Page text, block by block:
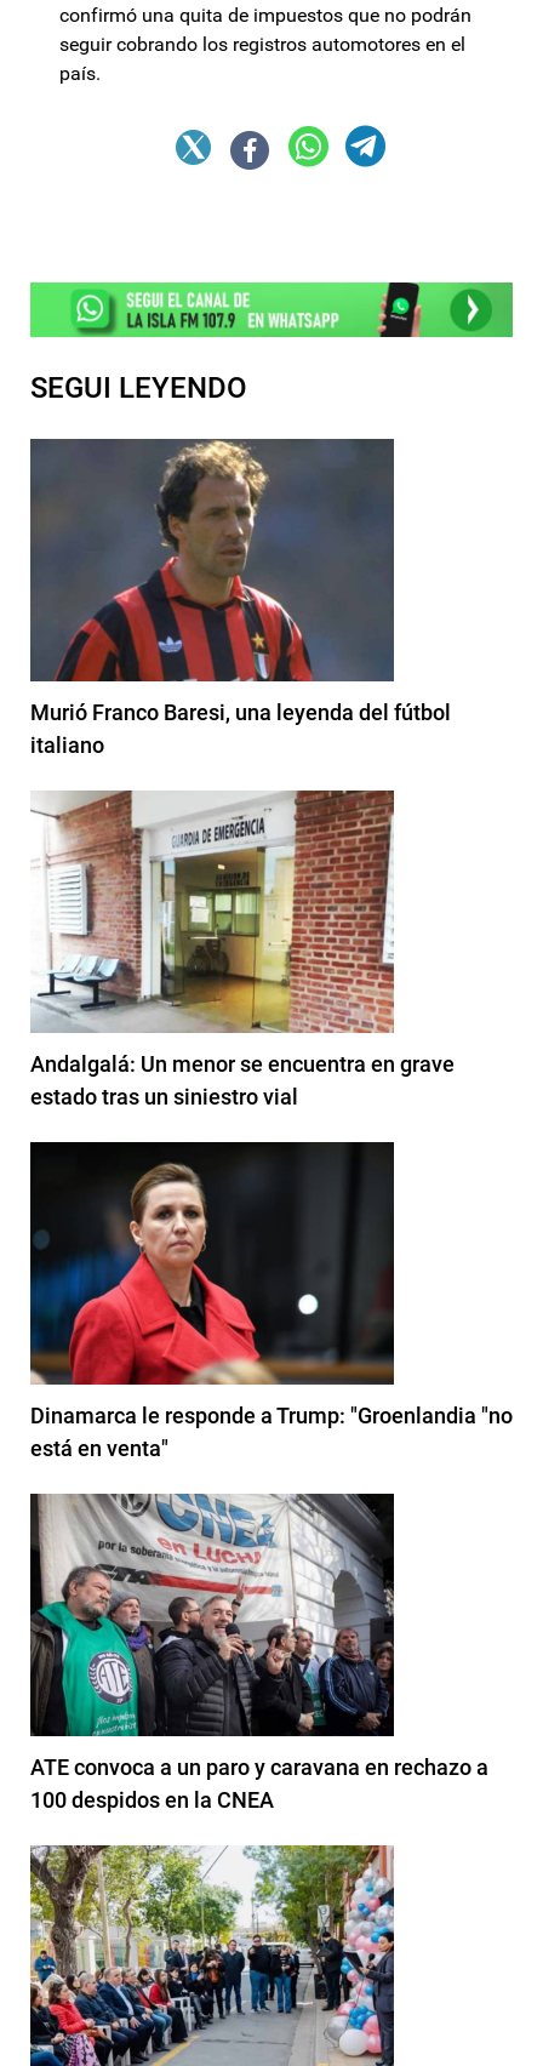
confirmó una quita de impuestos que no podrán
seguir cobrando los registros automotores en el
país.
SEGUI LEYENDO
Murió Franco Baresi, una leyenda del fútbol
italiano
Andalgalá: Un menor se encuentra en grave
estado tras un siniestro vial
Dinamarca le responde a Trump: "Groenlandia "no
está en venta"
ATE convoca a un paro y caravana en rechazo a
100 despidos en la CNEA